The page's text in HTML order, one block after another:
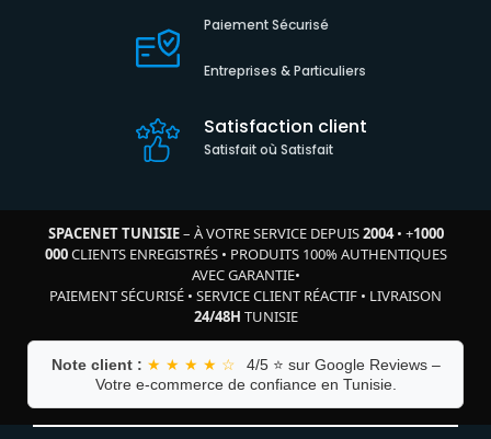
Paiement Sécurisé
Entreprises & Particuliers
Satisfaction client
Satisfait où Satisfait
SPACENET TUNISIE– À VOTRE SERVICE DEPUIS2004• +1000
000CLIENTS ENREGISTRÉS• PRODUITS 100% AUTHENTIQUES
AVEC GARANTIE•
PAIEMENT SÉCURISÉ • SERVICE CLIENT RÉACTIF • LIVRAISON
24/48H TUNISIE
Note client : ★ ★ ★ ★ ☆
4/5 ⭐ sur Google Reviews –
Votre e-commerce de confiance en Tunisie.